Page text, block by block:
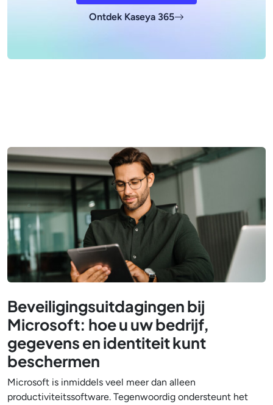
Ontdek Kaseya 365
Beveiligingsuitdagingen bij
Microsoft: hoe u uw bedrijf,
gegevens en identiteit kunt
beschermen
Microsoft is inmiddels veel meer dan alleen
productiviteitssoftware. Tegenwoordig ondersteunt het